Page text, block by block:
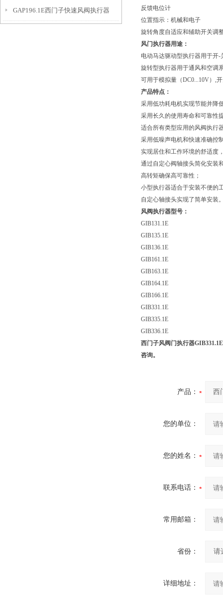
GAP196.1E西门子快速风阀执行器
反馈电位计
位置指示：机械和电子
旋转角度自适应和辅助开关调
风门执行器用途：
电动马达驱动型执行器用于开
旋转型执行器用于通风和空调
可用于模拟量（DC0...10V）,
产品特点：
采用低功耗电机实现节能并降
采用长久的使用寿命和可靠性
适合所有类型应用的风阀执行
采用低噪声电机和快速准确控
实现居住和工作环境的舒适度
通过自定心阀轴接头简化安装
高转矩确保高可靠性；
小型执行器适合于安装不便的
自定心轴接头实现了简单安装
风阀执行器型号：
GIB131.1E
GIB135.1E
GIB136.1E
GIB161.1E
GIB163.1E
GIB164.1E
GIB166.1E
GIB331.1E
GIB335.1E
GIB336.1E
西门子风阀门执行器GIB331.1E
咨询。
产品：
您的单位：
您的姓名：
联系电话：
常用邮箱：
省份：
详细地址：